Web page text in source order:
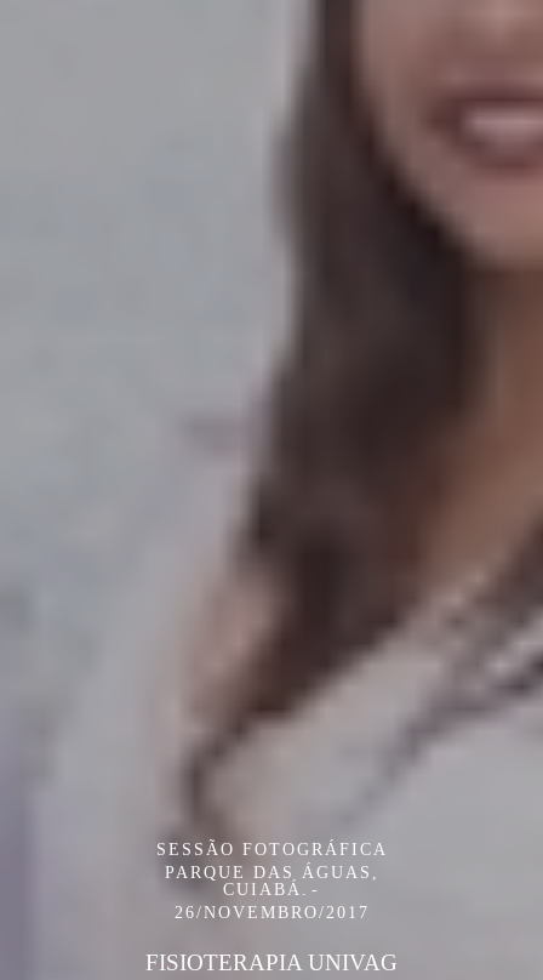
SESSÃO FOTOGRÁFICA
PARQUE DAS ÁGUAS,
CUIABÁ.
26/NOVEMBRO/2017
FISIOTERAPIA UNIVAG